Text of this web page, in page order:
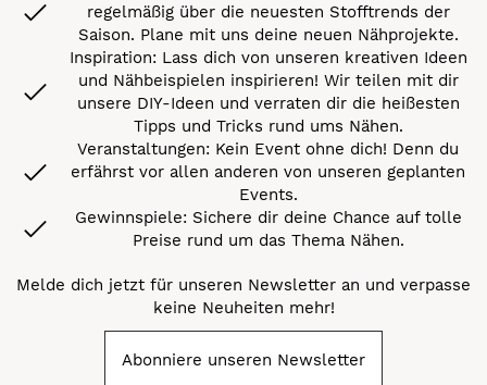
regelmäßig über die neuesten Stofftrends der
Saison. Plane mit uns deine neuen Nähprojekte.
Inspiration: Lass dich von unseren kreativen Ideen
und Nähbeispielen inspirieren! Wir teilen mit dir
unsere DIY-Ideen und verraten dir die heißesten
Tipps und Tricks rund ums Nähen.
Veranstaltungen: Kein Event ohne dich! Denn du
erfährst vor allen anderen von unseren geplanten
Events.
Gewinnspiele: Sichere dir deine Chance auf tolle
Preise rund um das Thema Nähen.
Melde dich jetzt für unseren Newsletter an und verpasse
keine Neuheiten mehr!
Abonniere unseren Newsletter